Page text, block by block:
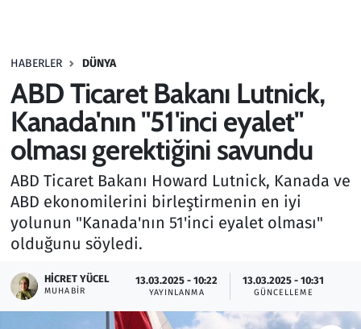
HABERLER DÜNYA
ABD Ticaret Bakanı Lutnick,
Kanada'nın "51'inci eyalet"
olması gerektiğini savundu
ABD Ticaret Bakanı Howard Lutnick, Kanada ve
ABD ekonomilerini birleştirmenin en iyi
yolunun "Kanada'nın 51'inci eyalet olması"
olduğunu söyledi.
HICRET YÜCEL
MUHABIR
13.03.2025 - 10:22
YAYINLANMA
13.03.2025 - 10:31
GÜNCELLEME
Haber
Kültür Sanat
Kurumsal Haberler
Lezzet Durağı
Memur ve Kamu
Otomobil
Oyun